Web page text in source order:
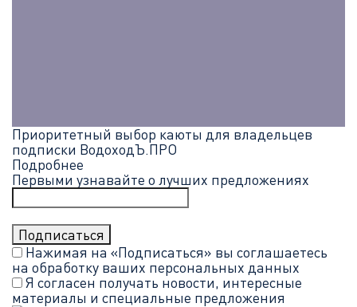
Приоритетный выбор каюты для владельцев
подписки ВодоходЪ.ПРО
Подробнее
Первыми узнавайте о лучших предложениях
Нажимая на «Подписаться» вы соглашаетесь
на обработку ваших персональных данных
Я согласен получать новости, интересные
материалы и специальные предложения